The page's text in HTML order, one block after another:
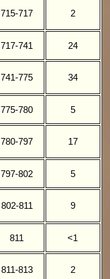
715-717 2
717-741 24
741-775 34
775-780 5
780-797 17
797-802 5
802-811 9
811 <1
811-813 2